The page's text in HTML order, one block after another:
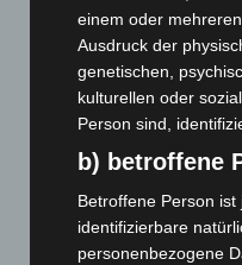
Werke im Jacques’
8. August 2026
A2: Zweite
Waldbrandeinsatz aus
7. August 2026
einem oder
Ausdruck der
genetischen,
kulturellen oder
Person sind,
b) betroffene
Betroffene Person
identifizierbare
personenbezogene